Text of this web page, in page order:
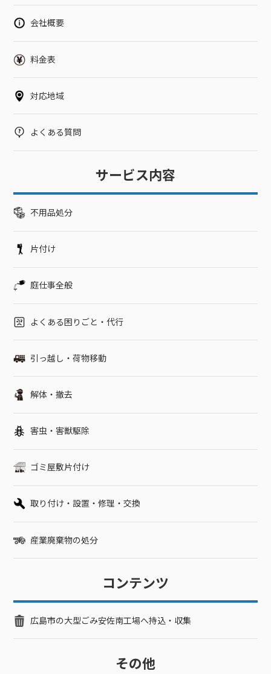
量で除草剤を散布できますが、アパートやマンションなどの集
合住宅では規制もあるので除草剤を散布できずに悩む方も多い
です。状況に応じて相談や対応を行いますので、お悩みのある
方はご連絡ください。除草剤散布に関するよくある質問除草剤
方は参考にしてください。除草剤の散布を依頼したいのです
が、周辺住民へ影響がないか不安です。事前に周辺の方へ説明
するなど、対応してもらえますか？近隣の方へのアナウンスな
ども、状況に合わせて対応いたします。ご説明に後に反対され
るなどトラブルがある場合も、臨機応変に対応いたします。雑
草が1メートル以上と荒れ放題になっているのですが、除草剤散
布のみで対処できますか？雑草が生い茂っている場合は、除草
剤のみでは対応できないことがあります。そのため、状況に応
じて草刈りから作業を行います。除草剤散布以外の作業が発生
する場合は、オプション料金がかかります。お見積もりは無料
の方へ影響しないですか？除草剤の匂いはほとんどなく、これ
までトラブルになった事例はありません。安心してご依頼くだ
さい。空き家の庭の雑草処理のみならず、その他の不用品処分
や木の伐採なども同時に行えますか？空き家の庭の雑草処理以
外にも、幅広いサポートを行っています。その他ご希望があり
ましたら、打ち合わせ段階でご相談ください。ご依頼内容によ
により異なるので、あらかじめご連絡ください。当日、作業を
依頼する際の立ち会いは必須ですか？立ち会いは必須とはなっ
ていないので、立ち会いが難しい場合は立ち会いなしでも対応
可能です。立ち会えない場合はメールやライン、電話などで状
況に応じて報告いたします。ご希望に合わせて臨機応変に対応
しますので、ご相談ください。除草剤散布後、雑草が生えにく
草対策は様々な方法がありお庭の状態によって最適な方法が異
なるので、相談対応いたします。ご希望に応じて最適なプラン
を提案しますので、お気軽にご相談ください。空き家のメンテ
ナンスには除草剤散布がおすすめ空き家は離れて暮らしている
でいない場合は状況を把握できずに長期間放置しがちですが、
庭が荒れ放題になると様々なトラブルが発生して収拾がつかな
物に被害が及んだり、周辺の住宅にも影響して迷惑がかかるこ
ともあります。場合によっては周辺住民からの苦情がくること
もあるので注意が必要です。便利屋「クリーンアップ」では除
草剤の散布はもちろん、空き家の庭の見回りや草抜きなど幅広
いサービスを行っています。空き家を管理しきれず悩んでいる
軽にご相談ください。除草剤散布ご利用までの流れ便利屋「ク
会社概要
料金表
対応地域
よくある質問
サービス内容
不用品処分
片付け
庭仕事全般
よくある困りごと・代行
引っ越し・荷物移動
解体・撤去
害虫・害獣駆除
ゴミ屋敷片付け
取り付け・設置・修理・交換
産業廃棄物の処分
コンテンツ
広島市の大型ごみ安佐南工場へ持込・収集
その他